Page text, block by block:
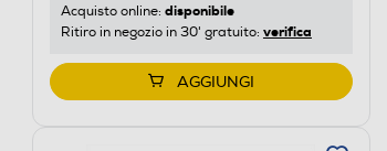
Acquisto online: disponibile
Ritiro in negozio in 30' gratuito: verifica
AGGIUNGI